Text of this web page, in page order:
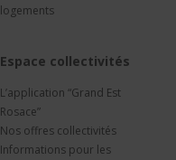
logements
Espace collectivités
L’application “Grand Est
Rosace”
Nos offres collectivités
Informations pour les